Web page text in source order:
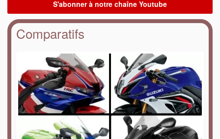
Comparatifs